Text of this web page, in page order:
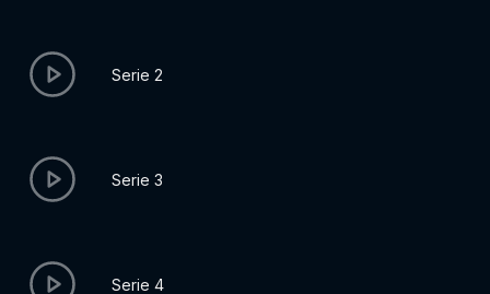
Serie 2
Serie 3
Serie 4